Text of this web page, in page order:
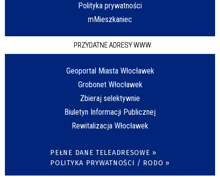
Polityka prywatności
mMieszkaniec
PRZYDATNE ADRESY WWW
Geoportal Miasta Włocławek
Grobonet Włocławek
Zbieraj selektywnie
Biuletyn Informacji Publicznej
Rewitalizacja Włocławek
PEŁNE DANE TELEADRESOWE »
POLITYKA PRYWATNOŚCI / RODO »